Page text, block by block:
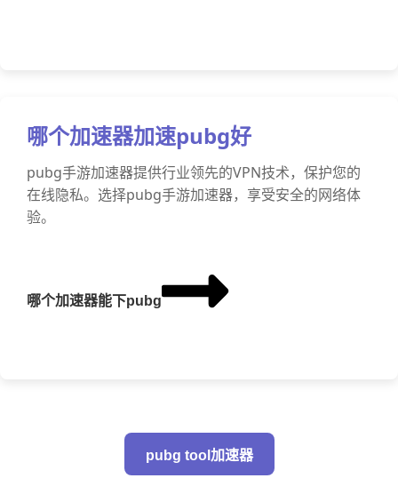
哪个加速器加速pubg好
pubg手游加速器提供行业领先的VPN技术，保护您的
在线隐私。选择pubg手游加速器，享受安全的网络体
验。
哪个加速器能下pubg
pubg tool加速器